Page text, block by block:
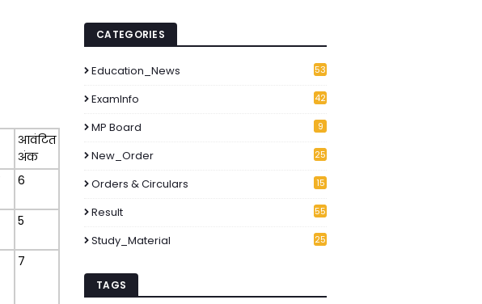
आवंटित
अंक
6
5
7
CATEGORIES
Education_News
53
ExamInfo
42
MP Board 9
New_Order
25
Orders & Circulars
15
Result 55
Study_Material
25
TAGS